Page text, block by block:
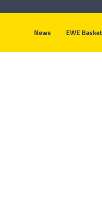
News EWE